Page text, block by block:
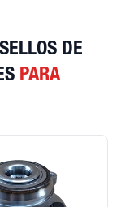
DE
PARA